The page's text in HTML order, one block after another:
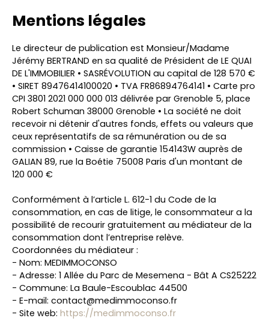
Mentions légales
Le directeur de publication est Monsieur/Madame
Jérémy BERTRAND en sa qualité de Président de LE QUAI
DE L'IMMOBILIER • SASRÉVOLUTION au capital de 128 570 €
• SIRET 89476414100020 • TVA FR86894764141 • Carte pro
CPI 3801 2021 000 000 013 délivrée par Grenoble 5, place
Robert Schuman 38000 Grenoble • La société ne doit
recevoir ni détenir d'autres fonds, effets ou valeurs que
ceux représentatifs de sa rémunération ou de sa
commission • Caisse de garantie 154143W auprès de
GALIAN 89, rue la Boétie 75008 Paris d'un montant de
120 000 €
Conformément à l’article L. 612-1 du Code de la
consommation, en cas de litige, le consommateur a la
possibilité de recourir gratuitement au médiateur de la
consommation dont l’entreprise relève.
Coordonnées du médiateur :
- Nom: MEDIMMOCONSO
- Adresse: 1 Allée du Parc de Mesemena - Bât A CS25222
- Commune: La Baule-Escoublac 44500
- E-mail: contact@medimmoconso.fr
- Site web: https://medimmoconso.fr